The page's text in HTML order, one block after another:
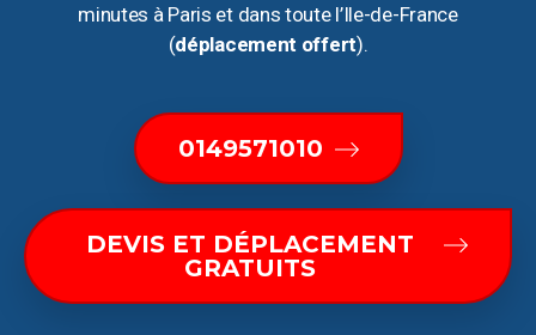
minutes à Paris et dans toute l’Ile-de-France
(déplacement offert).
0149571010
DEVIS ET DÉPLACEMENT
GRATUITS